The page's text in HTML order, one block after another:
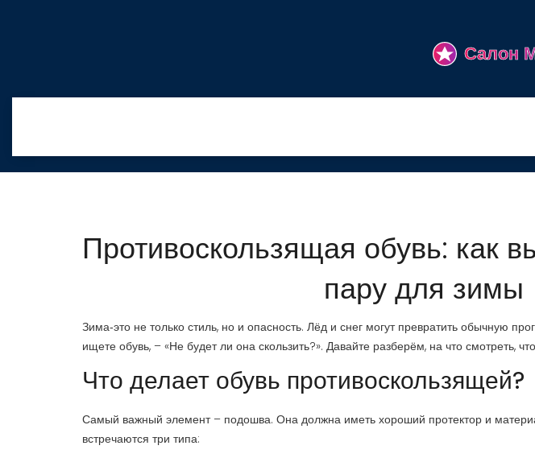
Противоскользящая обувь: как
пару для зимы
Зима‑это не только стиль, но и опасность. Лёд и снег могут превратить обычную
ищете обувь, – «Не будет ли она скользить?». Давайте разберём, на что смотреть,
Что делает обувь противоскользящей?
Самый важный элемент – подошва. Она должна иметь хороший протектор и
встречаются три типа: